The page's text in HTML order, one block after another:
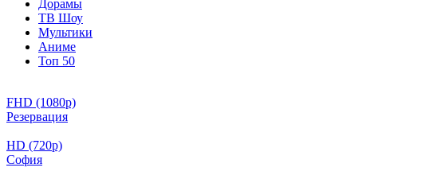
Дорамы
ТВ Шоу
Мультики
Аниме
Топ 50
FHD (1080p)
Резервация
HD (720p)
София